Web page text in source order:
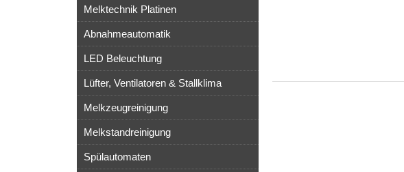
Melktechnik Platinen
Abnahmeautomatik
LED Beleuchtung
Lüfter, Ventilatoren & Stallklima
Melkzeugreinigung
Melkstandreinigung
Spülautomaten